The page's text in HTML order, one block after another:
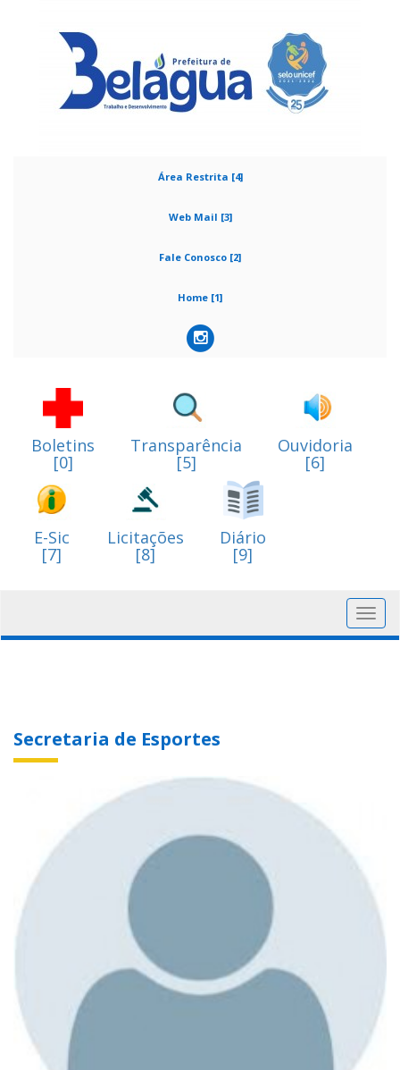
Área Restrita [4]
Web Mail [3]
Fale Conosco [2]
Home [1]
Boletins
[0]
Transparência
[5]
Ouvidoria
[6]
E-Sic
[7]
Licitações
[8]
Diário
[9]
Secretaria de Esportes